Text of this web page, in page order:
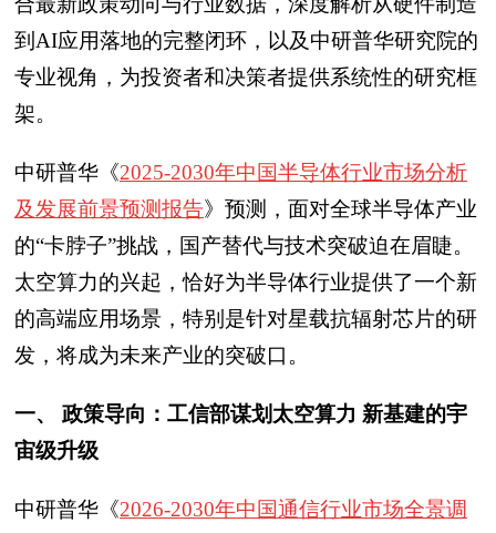
到AI应用落地的完整闭环，以及中研普华研究院的
专业视角，为投资者和决策者提供系统性的研究框
架。
中研普华《2025-2030年中国半导体行业市场分析
及发展前景预测报告》预测，面对全球半导体产业
的“卡脖子”挑战，国产替代与技术突破迫在眉睫。
太空算力的兴起，恰好为半导体行业提供了一个新
的高端应用场景，特别是针对星载抗辐射芯片的研
发，将成为未来产业的突破口。
一、 政策导向：工信部谋划太空算力 新基建的宇
宙级升级
中研普华《2026-2030年中国通信行业市场全景调